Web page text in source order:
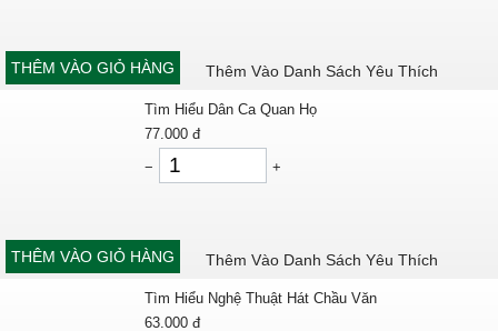
THÊM VÀO GIỎ HÀNG Thêm Vào Danh Sách Yêu Thích
Tìm Hiểu Dân Ca Quan Họ
77.000 đ
−
+
THÊM VÀO GIỎ HÀNG Thêm Vào Danh Sách Yêu Thích
Tìm Hiểu Nghệ Thuật Hát Chầu Văn
63.000 đ